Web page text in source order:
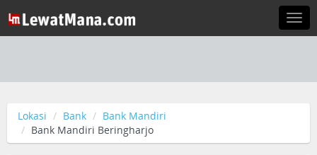
Lokasi Bank
Bank Mandiri
Bank Mandiri Beringharjo